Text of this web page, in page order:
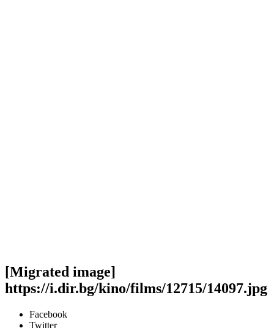
[Migrated image]
https://i.dir.bg/kino/films/12715/14097.jpg
Facebook
Twitter